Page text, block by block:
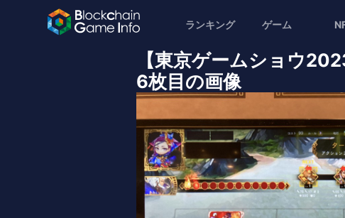
ランキング ゲーム
【東京ゲームショウ
6枚目の画像